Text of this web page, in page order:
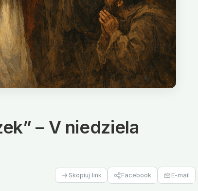
– V niedziela
Skopiuj link Facebook E-mail